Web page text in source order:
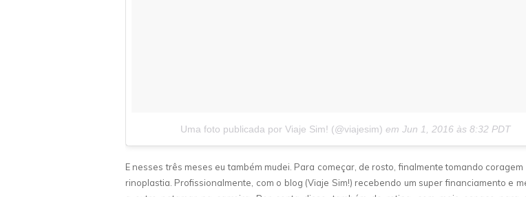
Uma foto publicada por Viaje Sim! (@viajesim) em Jun 1, 2016 às 8:32 PDT
E nesses três meses eu também mudei. Para começar, de rosto, finalmente tomando coragem
rinoplastia. Profissionalmente, com o blog (Viaje Sim!) recebendo um super financiamento e